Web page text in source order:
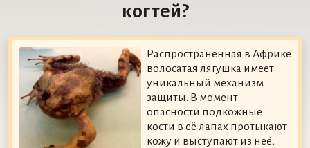
когтей?
Распространённая в Африке
волосатая лягушка имеет
уникальный механизм
защиты. В момент
опасности подкожные
кости в её лапах протыкают
кожу и выступают из неё,